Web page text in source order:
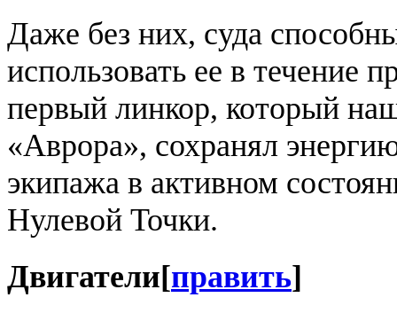
Даже без них, суда
использовать ее в течение
первый линкор, который
«Аврора», сохранял
экипажа в активном
Нулевой Точки.
Двигатели[править]